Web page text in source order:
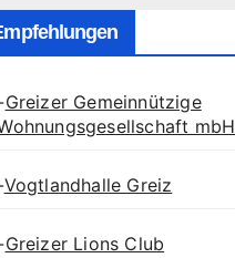
Greizer Gemeinnützige
mbH
Vogtlandhalle Greiz
Greizer Lions Club